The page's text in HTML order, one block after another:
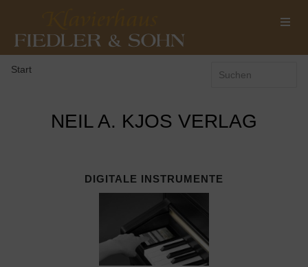
Start
NEIL A. KJOS VERLAG
DIGITALE INSTRUMENTE